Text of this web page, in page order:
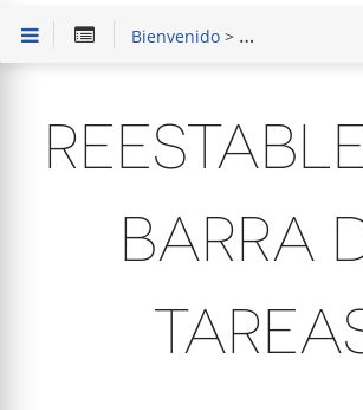
Bienvenido> Solución de
BARRA